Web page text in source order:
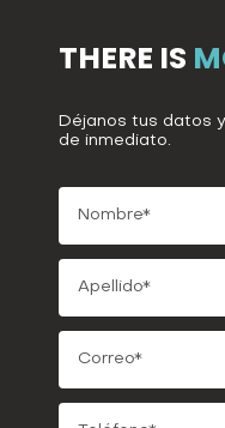
THERE IS
Déjanos tus datos
de inmediato.